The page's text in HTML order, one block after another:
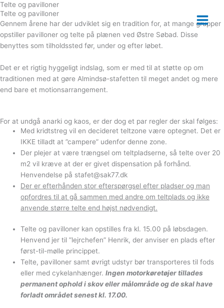
Gå
til
indholdet
Menu
Telte og pavilloner
Telte og pavilloner
Gennem årene har der udviklet sig en tradition for, at mange grupper
opstiller pavilloner og telte på plænen ved Østre Søbad. Disse
benyttes som tilholdssted før, under og efter løbet.
Det er et rigtig hyggeligt indslag, som er med til at støtte op om
traditionen med at gøre Almindsø-stafetten til meget andet og mere
end bare et motionsarrangement.
For at undgå anarki og kaos, er der dog et par regler der skal følges:
Med kridtstreg vil en decideret teltzone være optegnet. Det er
IKKE tilladt at ”campere” udenfor denne zone.
Der plejer at være trængsel om teltpladserne, så telte over 20
m2 vil kræve at der er givet dispensation på forhånd.
Henvendelse på stafet@sak77.dk
Der er efterhånden stor efterspørgsel efter pladser og man
opfordres til at gå sammen med andre om teltplads og ikke
anvende større telte end højst nødvendigt.
Telte og pavilloner kan opstilles fra kl. 15.00 på løbsdagen.
Henvend jer til ”lejrchefen” Henrik, der anviser en plads efter
først-til-mølle princippet.
Telte, pavilloner samt øvrigt udstyr bør transporteres til fods
eller med cykelanhænger.Ingen motorkøretøjer tillades
permanent ophold i skov eller målområde og de skal have
forladt området senest kl. 17.00.